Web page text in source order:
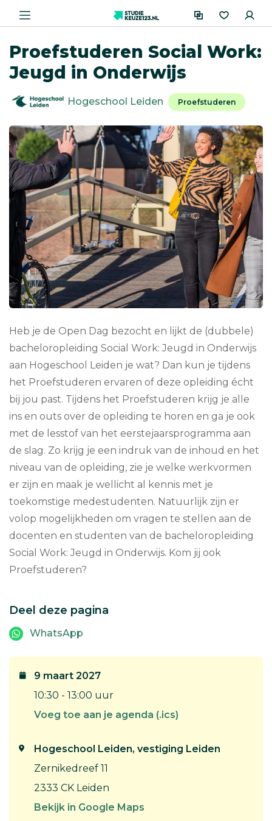
Proefstuderen Social Work:
Jeugd in Onderwijs
Hogeschool Leiden Proefstuderen
Heb je de Open Dag bezocht en lijkt de (dubbele)
bacheloropleiding Social Work: Jeugd in Onderwijs
aan Hogeschool Leiden je wat? Dan kun je tijdens
het Proefstuderen ervaren of deze opleiding écht
bij jou past. Tijdens het Proefstuderen krijg je alle
ins en outs over de opleiding te horen en ga je ook
met de lesstof van het eerstejaarsprogramma aan
de slag. Zo krijg je een indruk van de inhoud en het
niveau van de opleiding, zie je welke werkvormen
er zijn en maak je wellicht al kennis met je
toekomstige medestudenten. Natuurlijk zijn er
volop mogelijkheden om vragen te stellen aan de
docenten en studenten van de bacheloropleiding
Social Work: Jeugd in Onderwijs. Kom jij ook
Proefstuderen?
Deel deze pagina
WhatsApp
9 maart 2027
10:30 - 13:00 uur
Voeg toe aan je agenda (.ics)
Hogeschool Leiden, vestiging Leiden
Zernikedreef 11
2333 CK Leiden
Bekijk in Google Maps